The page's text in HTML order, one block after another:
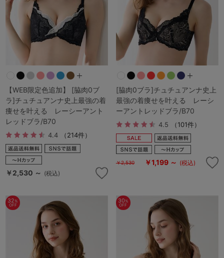
【WEB限定色追加】 [脇肉0ブ
ラ]チュチュアンナ史上最強の着
痩せを叶える レーシーアント
レッドブラ/B70
4.4 （214件）
￥2,530 ～ (税込)
[脇肉0ブラ]チュチュアンナ史上
最強の着痩せを叶える レーシ
ーアントレッドブラ/B70
4.5 （101件）
￥2,530 ￥1,199 ～ (税込)
32%
OFF
30%
OFF